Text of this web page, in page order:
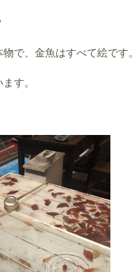
で、金魚はすべて絵です。
す。